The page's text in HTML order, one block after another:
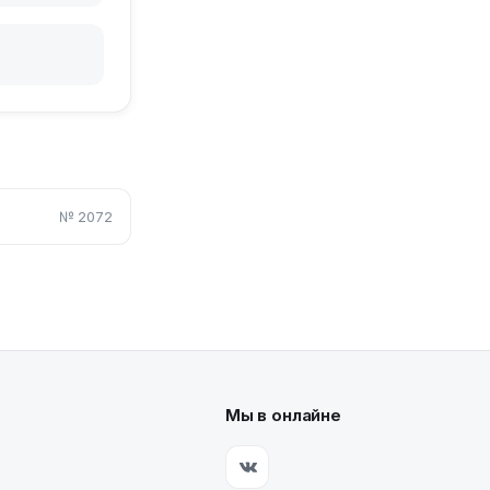
№ 2072
Мы в онлайне